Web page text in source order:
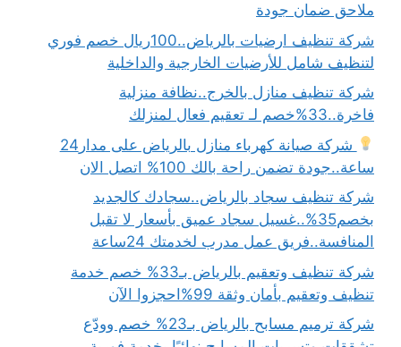
ملاحق ضمان جودة
شركة تنظيف ارضيات بالرياض..100ريال خصم فوري
لتنظيف شامل للأرضيات الخارجية والداخلية
شركة تنظيف منازل بالخرج..نظافة منزلية
فاخرة..33%خصم لـ تعقيم فعال لمنزلك
شركة صيانة كهرباء منازل بالرياض على مدار24
ساعة..جودة تضمن راحة بالك 100% اتصل الان
شركة تنظيف سجاد بالرياض..سجادك كالجديد
بخصم35%..غسيل سجاد عميق بأسعار لا تقبل
المنافسة..فريق عمل مدرب لخدمتك 24ساعة
شركة تنظيف وتعقيم بالرياض بـ33% خصم خدمة
تنظيف وتعقيم بأمان وثقة 99%احجزوا الآن
شركة ترميم مسابح بالرياض بـ23% خصم وودّع